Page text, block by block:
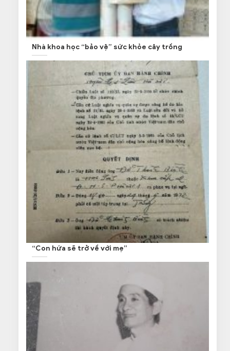
Nhà khoa học “bảo vệ” sức khỏe cây trồng
“Con hứa sẽ trở về với mẹ”